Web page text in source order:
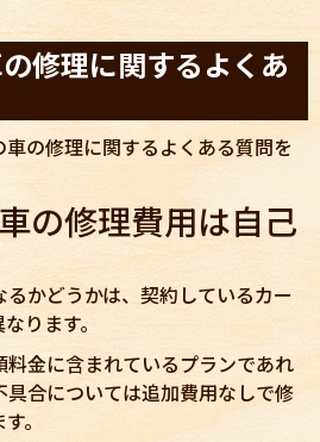
修理に関するよくあ
の修理に関するよくある質問を
の修理費用は自己
かどうかは、契約しているカー
ります。
金に含まれているプランであれ
合については追加費用なしで修
。